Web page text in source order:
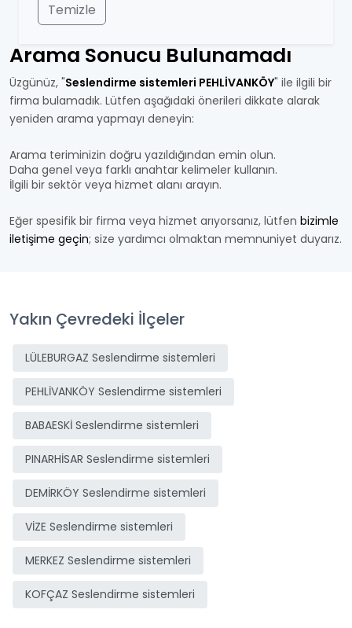
Temizle
Arama Sonucu Bulunamadı
Üzgünüz, "Seslendirme sistemleri PEHLİVANKÖY" ile ilgili bir
firma bulamadık. Lütfen aşağıdaki önerileri dikkate alarak
yeniden arama yapmayı deneyin:
Arama teriminizin doğru yazıldığından emin olun.
Daha genel veya farklı anahtar kelimeler kullanın.
İlgili bir sektör veya hizmet alanı arayın.
Eğer spesifik bir firma veya hizmet arıyorsanız, lütfen bizimle
iletişime geçin; size yardımcı olmaktan memnuniyet duyarız.
Yakın Çevredeki İlçeler
LÜLEBURGAZ Seslendirme sistemleri
PEHLİVANKÖY Seslendirme sistemleri
BABAESKİ Seslendirme sistemleri
PINARHİSAR Seslendirme sistemleri
DEMİRKÖY Seslendirme sistemleri
VİZE Seslendirme sistemleri
MERKEZ Seslendirme sistemleri
KOFÇAZ Seslendirme sistemleri